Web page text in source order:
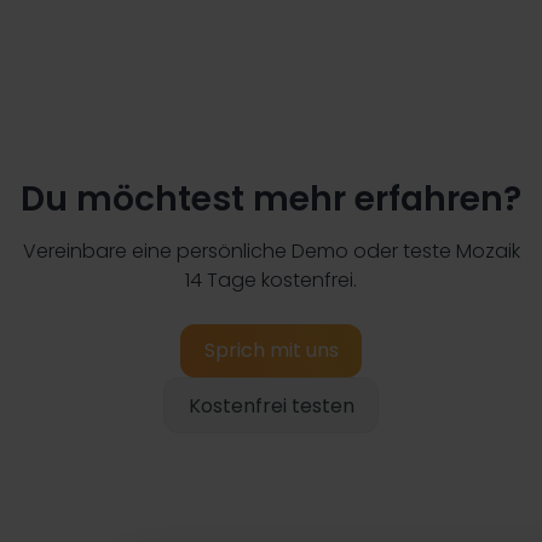
Du möchtest mehr erfahren?
Vereinbare eine persönliche Demo oder teste Mozaik
14 Tage kostenfrei.
Kostenfrei testen
Sprich mit uns